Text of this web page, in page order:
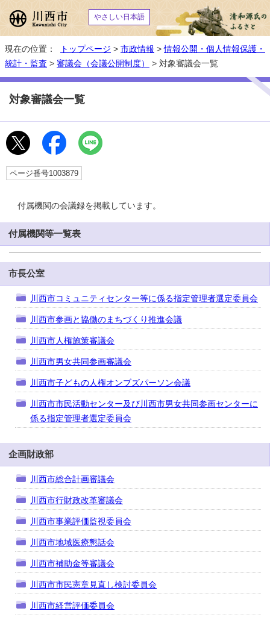
やさしい日本語
現在の位置： トップページ > 市政情報 >情報公開・個人情報保護・
統計・監査 > 審議会（会議公開制度） > 対象審議会一覧
対象審議会一覧
ページ番号1003879
付属機関の会議録を掲載しています。
付属機関等一覧表
市長公室
川西市コミュニティセンター等に係る指定管理者選定委員会
川西市参画と協働のまちづくり推進会議
川西市人権施策審議会
川西市男女共同参画審議会
川西市子どもの人権オンブズパーソン会議
川西市市民活動センター及び川西市男女共同参画センターに
係る指定管理者選定委員会
企画財政部
川西市総合計画審議会
川西市行財政改革審議会
川西市事業評価監視委員会
川西市地域医療懇話会
川西市補助金等審議会
川西市市民憲章見直し検討委員会
川西市経営評価委員会